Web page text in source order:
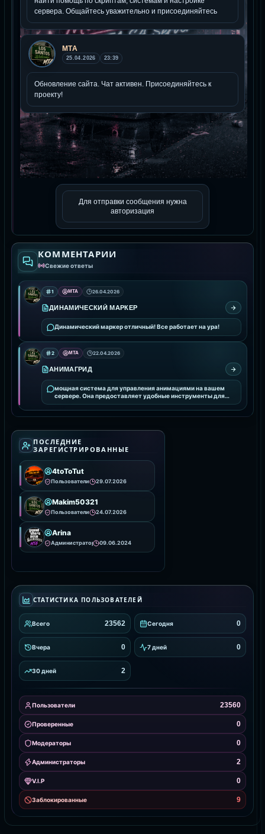
Для отправки сообщения нужна
авторизация
КОММЕНТАРИИ
Свежие ответы
1 MTA 26.04.2026
ДИНАМИЧЕСКИЙ МАРКЕР
Динамический маркер отличный! Все работает на ура!
2 MTA 22.04.2026
АНИМАГРИД
мощная система для управления анимациями на вашем
сервере. Она предоставляет удобные инструменты для
интеграции и настройки анимаций, улучшая визуальное
ПОСЛЕДНИЕ
ЗАРЕГИСТРИРОВАННЫЕ
4toToTut
Пользователи 29.07.2026
Makim50321
Пользователи 24.07.2026
Arina
Администраторы09.06.2024
СТАТИСТИКА ПОЛЬЗОВАТЕЛЕЙ
Всего 23562 Сегодня 0
Вчера 0 7 дней 0
30 дней 2
Пользователи 23560
Проверенные 0
Модераторы 0
Администраторы 2
V.I.P 0
Заблокированные 9